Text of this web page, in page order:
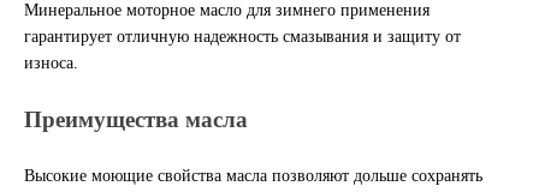
КАМАЗ
Минеральное моторное масло для зимнего применения
гарантирует отличную надежность смазывания и защиту от
износа.
Преимущества масла
Высокие моющие свойства масла позволяют дольше сохранять